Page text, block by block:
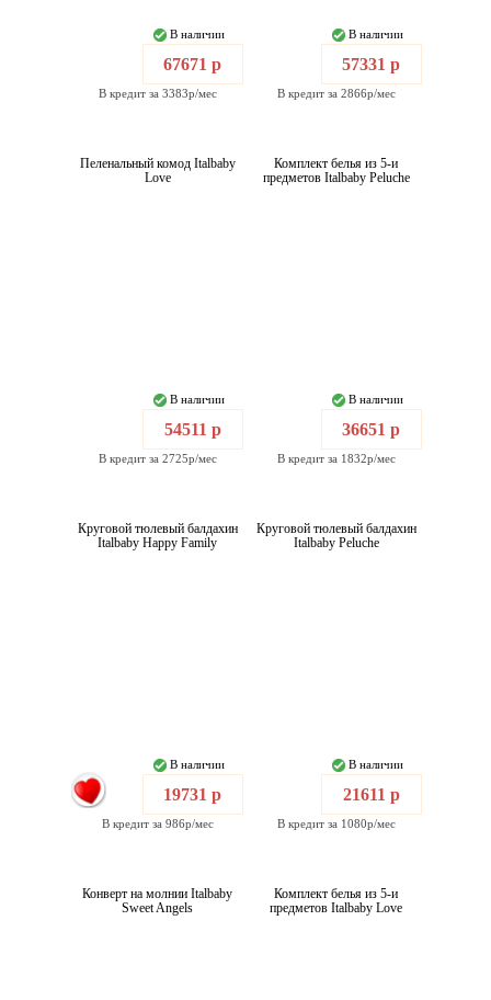
В наличии
67671 р
В кредит за 3383р/мес
В наличии
57331 р
В кредит за 2866р/мес
Пеленальный комод Italbaby
Love
В наличии
54511 р
В кредит за 2725р/мес
Комплект белья из 5-и
предметов Italbaby Peluche
В наличии
36651 р
В кредит за 1832р/мес
Круговой тюлевый балдахин
Italbaby Happy Family
В наличии
19731 р
В кредит за 986р/мес
Круговой тюлевый балдахин
Italbaby Peluche
В наличии
21611 р
В кредит за 1080р/мес
Конверт на молнии Italbaby
Sweet Angels
Комплект белья из 5-и
предметов Italbaby Love